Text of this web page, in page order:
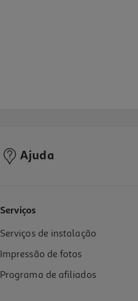
Ajuda
Serviços
Serviços de instalação
Impressão de fotos
Programa de afiliados